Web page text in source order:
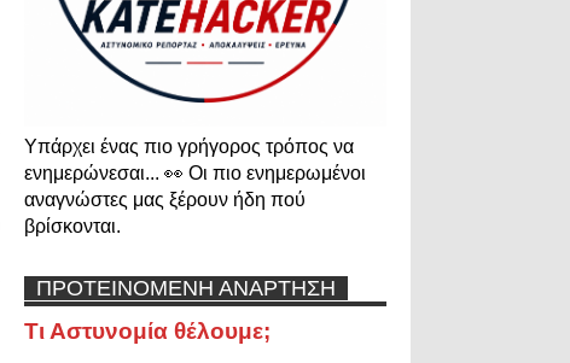
Υπάρχει ένας πιο γρήγορος τρόπος να
ενημερώνεσαι... 👀 Οι πιο ενημερωμένοι
αναγνώστες μας ξέρουν ήδη πού
βρίσκονται.
ΠΡΟΤΕΙΝΟΜΕΝΗ ΑΝΑΡΤΗΣΗ
Τι Αστυνομία θέλουμε;